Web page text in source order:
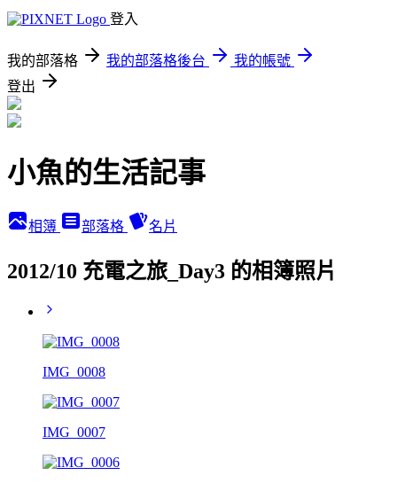
登入
我的部落格 我的部落格後台
我的帳號
登出
小魚的生活記事
相簿 部落格 名片
2012/10 充電之旅_Day3 的相簿照片
IMG_0008
IMG_0007